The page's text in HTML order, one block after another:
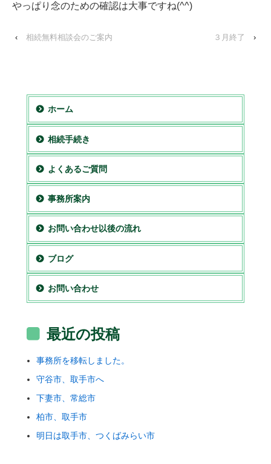
やっぱり念のための確認は大事ですね(^^)
‹ 相続無料相談会のご案内 ３月終了 ›
ホーム
相続手続き
よくあるご質問
事務所案内
お問い合わせ以後の流れ
ブログ
お問い合わせ
最近の投稿
事務所を移転しました。
守谷市、取手市へ
下妻市、常総市
柏市、取手市
明日は取手市、つくばみらい市